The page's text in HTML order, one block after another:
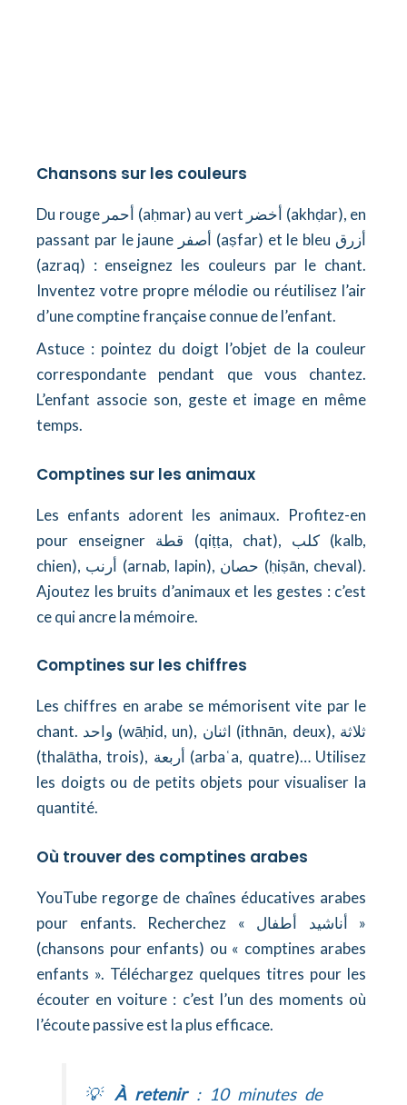
Chansons sur les couleurs
Du rouge أحمر (aḥmar) au vert أخضر (akhḍar), en
passant par le jaune أصفر (aṣfar) et le bleu أزرق
(azraq) : enseignez les couleurs par le chant.
Inventez votre propre mélodie ou réutilisez l’air
d’une comptine française connue de l’enfant.
Astuce : pointez du doigt l’objet de la couleur
correspondante pendant que vous chantez.
L’enfant associe son, geste et image en même
temps.
Comptines sur les animaux
Les enfants adorent les animaux. Profitez-en
pour enseigner قطة (qiṭṭa, chat), كلب (kalb,
chien), أرنب (arnab, lapin), حصان (ḥiṣān, cheval).
Ajoutez les bruits d’animaux et les gestes : c’est
ce qui ancre la mémoire.
Comptines sur les chiffres
Les chiffres en arabe se mémorisent vite par le
chant. واحد (wāḥid, un), اثنان (ithnān, deux), ثلاثة
(thalātha, trois), أربعة (arbaʿa, quatre)… Utilisez
les doigts ou de petits objets pour visualiser la
quantité.
Où trouver des comptines arabes
YouTube regorge de chaînes éducatives arabes
pour enfants. Recherchez « أناشيد أطفال »
(chansons pour enfants) ou « comptines arabes
enfants ». Téléchargez quelques titres pour les
écouter en voiture : c’est l’un des moments où
l’écoute passive est la plus efficace.
💡À retenir: 10 minutes de